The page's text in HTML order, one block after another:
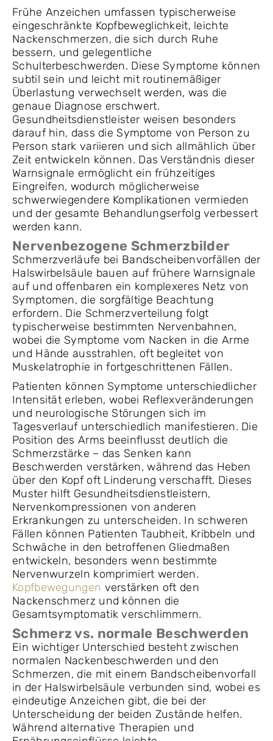
Frühe Anzeichen umfassen typischerweise
eingeschränkte Kopfbeweglichkeit, leichte
Nackenschmerzen, die sich durch Ruhe
bessern, und gelegentliche
Schulterbeschwerden. Diese Symptome können
subtil sein und leicht mit routinemäßiger
Überlastung verwechselt werden, was die
genaue Diagnose erschwert.
Gesundheitsdienstleister weisen besonders
darauf hin, dass die Symptome von Person zu
Person stark variieren und sich allmählich über
Zeit entwickeln können. Das Verständnis dieser
Warnsignale ermöglicht ein frühzeitiges
Eingreifen, wodurch möglicherweise
schwerwiegendere Komplikationen vermieden
und der gesamte Behandlungserfolg verbessert
werden kann.
Nervenbezogene Schmerzbilder
Schmerzverläufe bei Bandscheibenvorfällen der
Halswirbelsäule bauen auf frühere Warnsignale
auf und offenbaren ein komplexeres Netz von
Symptomen, die sorgfältige Beachtung
erfordern. Die Schmerzverteilung folgt
typischerweise bestimmten Nervenbahnen,
wobei die Symptome vom Nacken in die Arme
und Hände ausstrahlen, oft begleitet von
Muskelatrophie in fortgeschrittenen Fällen.
Patienten können Symptome unterschiedlicher
Intensität erleben, wobei Reflexveränderungen
und neurologische Störungen sich im
Tagesverlauf unterschiedlich manifestieren. Die
Position des Arms beeinflusst deutlich die
Schmerzstärke – das Senken kann
Beschwerden verstärken, während das Heben
über den Kopf oft Linderung verschafft. Dieses
Muster hilft Gesundheitsdienstleistern,
Nervenkompressionen von anderen
Erkrankungen zu unterscheiden. In schweren
Fällen können Patienten Taubheit, Kribbeln und
Schwäche in den betroffenen Gliedmaßen
entwickeln, besonders wenn bestimmte
Nervenwurzeln komprimiert werden.
Kopfbewegungen verstärken oft den
Nackenschmerz und können die
Gesamtsymptomatik verschlimmern.
Schmerz vs. normale Beschwerden
Ein wichtiger Unterschied besteht zwischen
normalen Nackenbeschwerden und den
Schmerzen, die mit einem Bandscheibenvorfall
in der Halswirbelsäule verbunden sind, wobei es
eindeutige Anzeichen gibt, die bei der
Unterscheidung der beiden Zustände helfen.
Während alternative Therapien und